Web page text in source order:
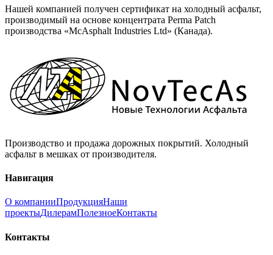
Нашей компанией получен сертификат на холодный асфальт,
производимый на основе концентрата Perma Patch
производства «McAsphalt Industries Ltd» (Канада).
Производство и продажа дорожных покрытий. Холодный
асфальт в мешках от производителя.
Навигация
О компанииПродукцияНаши
проектыДилерамПолезноеКонтакты
Контакты